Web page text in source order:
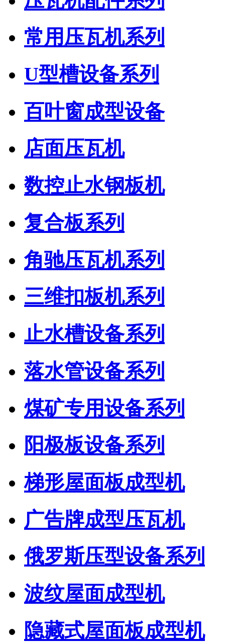
常用压瓦机系列
U型槽设备系列
百叶窗成型设备
店面压瓦机
数控止水钢板机
复合板系列
角驰压瓦机系列
三维扣板机系列
止水槽设备系列
落水管设备系列
煤矿专用设备系列
阳极板设备系列
梯形屋面板成型机
广告牌成型压瓦机
俄罗斯压型设备系列
波纹屋面成型机
隐藏式屋面板成型机